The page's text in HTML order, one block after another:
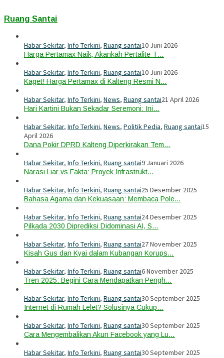
Ruang Santai
Habar Sekitar, Info Terkini, Ruang santai10 Juni 2026
Harga Pertamax Naik, Akankah Pertalite T…
Habar Sekitar, Info Terkini, Ruang santai10 Juni 2026
Kaget! Harga Pertamax di Kalteng Resmi N…
Habar Sekitar, Info Terkini, News, Ruang santai21 April 2026
Hari Kartini Bukan Sekadar Seremoni: Ini…
Habar Sekitar, Info Terkini, News, Politik Pedia, Ruang santai15
April 2026
Dana Pokir DPRD Kalteng Diperkirakan Tem…
Habar Sekitar, Info Terkini, Ruang santai9 Januari 2026
Narasi Liar vs Fakta: Proyek Infrastrukt…
Habar Sekitar, Info Terkini, Ruang santai25 Desember 2025
Bahasa Agama dan Kekuasaan: Membaca Pole…
Habar Sekitar, Info Terkini, Ruang santai24 Desember 2025
Pilkada 2030 Diprediksi Didominasi AI, S…
Habar Sekitar, Info Terkini, Ruang santai27 November 2025
Kisah Gus dan Kyai dalam Kubangan Korups…
Habar Sekitar, Info Terkini, Ruang santai6 November 2025
Tren 2025: Begini Cara Mendapatkan Pengh…
Habar Sekitar, Info Terkini, Ruang santai30 September 2025
Internet di Rumah Lelet? Solusinya Cukup…
Habar Sekitar, Info Terkini, Ruang santai30 September 2025
Cara Mengembalikan Akun Facebook yang Lu…
Habar Sekitar, Info Terkini, Ruang santai30 September 2025